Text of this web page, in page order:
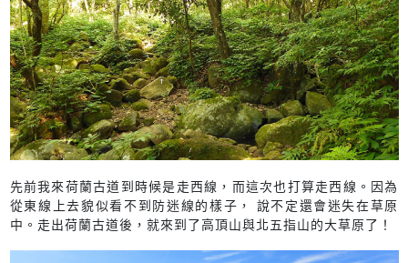
先前我來荷蘭古道到時候是走西線，而這次也打算走西線。因為
從東線上去貌似看不到防迷線的樣子， 說不定還會迷失在草原
中。走出荷蘭古道後，就來到了高頂山與北五指山的大草原了！